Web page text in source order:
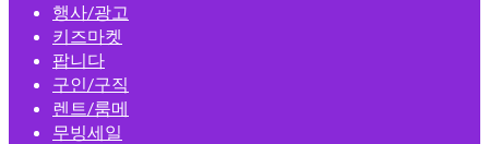
행사/광고
키즈마켓
팝니다
구인/구직
렌트/룸메
무빙세일